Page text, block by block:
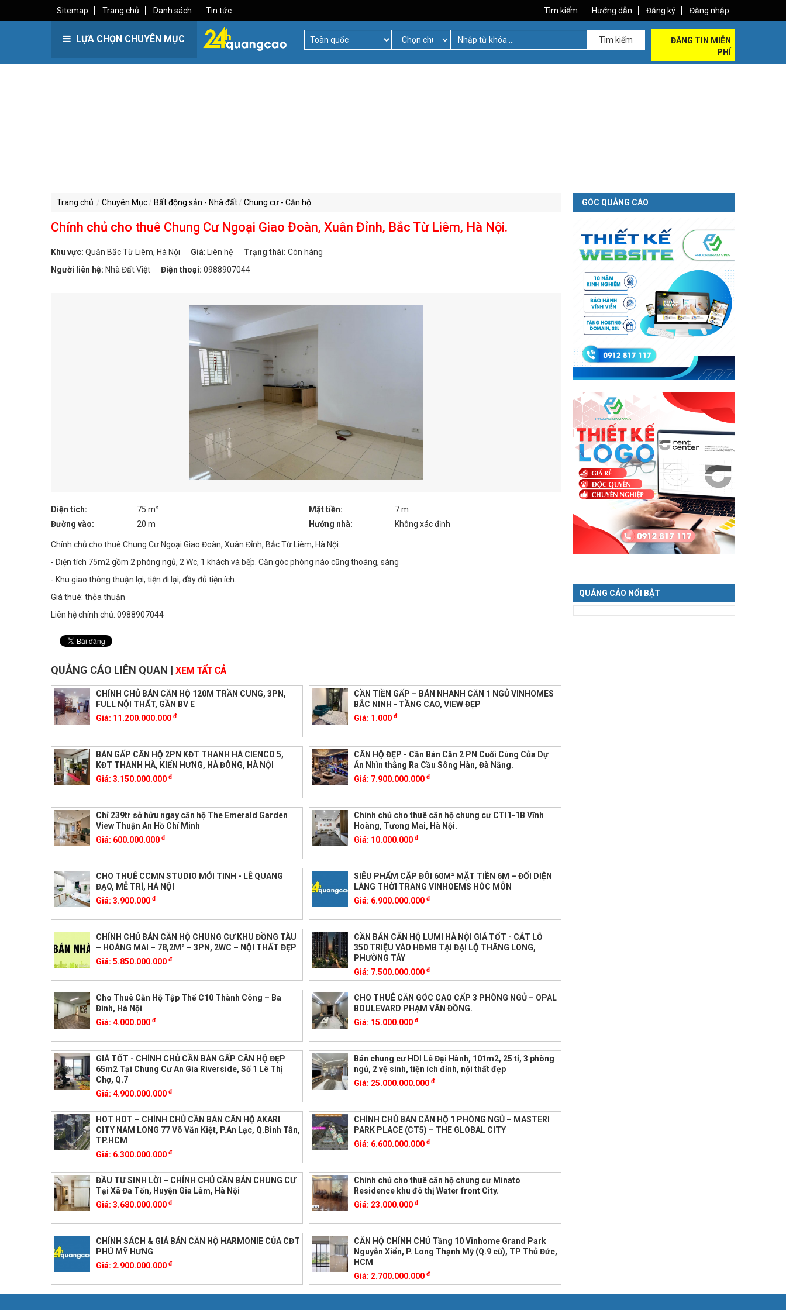
Sitemap Trang chủ Danh sách Tin tức Tìm kiếm Hướng dẫn Đăng ký Đăng nhập
LỰA CHỌN CHUYÊN MỤC Tìm kiếm
ĐĂNG TIN MIỄN
PHÍ
Trang chủ Chuyên Mục Bất động sản - Nhà đất Chung cư - Căn hộ
Chính chủ cho thuê Chung Cư Ngoại Giao Đoàn, Xuân Đỉnh, Bắc Từ Liêm, Hà Nội.
Khu vực: Quận Bắc Từ Liêm, Hà Nội Giá: Liên hệ Trạng thái: Còn hàng
Người liên hệ: Nhà Đất Việt Điện thoại: 0988907044
Diện tích: 75 m² Mặt tiền:
7 m
Đường vào:
20 m Hướng nhà: Không xác định
Chính chủ cho thuê Chung Cư Ngoại Giao Đoàn, Xuân Đỉnh, Bắc Từ Liêm, Hà Nội.
- Diện tích 75m2 gồm 2 phòng ngủ, 2 Wc, 1 khách và bếp. Căn góc phòng nào cũng thoáng, sáng
- Khu giao thông thuận lợi, tiện đi lại, đầy đủ tiện ích.
Giá thuê: thỏa thuận
Liên hệ chính chủ: 0988907044
QUẢNG CÁO LIÊN QUAN | XEM TẤT CẢ
CHÍNH CHỦ BÁN CĂN HỘ 120M TRẦN CUNG, 3PN,
FULL NỘI THẤT, GẦN BV E
Giá: 11.200.000.000 đ
CẦN TIỀN GẤP – BÁN NHANH CĂN 1 NGỦ VINHOMES
BẮC NINH - TẦNG CAO, VIEW ĐẸP
Giá: 1.000đ
BÁN GẤP CĂN HỘ 2PN KĐT THANH HÀ CIENCO 5,
KĐT THANH HÀ, KIẾN HƯNG, HÀ ĐÔNG, HÀ NỘI
Giá: 3.150.000.000 đ
CĂN HỘ ĐẸP - Cần Bán Căn 2 PN Cuối Cùng Của Dự
Án Nhìn thẳng Ra Cầu Sông Hàn, Đà Nẵng.
Giá: 7.900.000.000đ
Chỉ 239tr sở hửu ngay căn hộ The Emerald Garden
View Thuận An Hồ Chí Minh
Giá: 600.000.000 đ
Chính chủ cho thuê căn hộ chung cư CTI1-1B Vĩnh
Hoàng, Tương Mai, Hà Nội.
Giá: 10.000.000đ
CHO THUÊ CCMN STUDIO MỚI TINH - LÊ QUANG
ĐẠO, MỄ TRÌ, HÀ NỘI
Giá: 3.900.000 đ
SIÊU PHẨM CẶP ĐÔI 60M² MẶT TIỀN 6M – ĐỐI DIỆN
LÀNG THỜI TRANG VINHOEMS HÓC MÔN
Giá: 6.900.000.000đ
CHÍNH CHỦ BÁN CĂN HỘ CHUNG CƯ KHU ĐỒNG TÀU
– HOÀNG MAI – 78,2M² – 3PN, 2WC – NỘI THẤT ĐẸP
Giá: 5.850.000.000 đ
CẦN BÁN CĂN HỘ LUMI HÀ NỘI GIÁ TỐT - CẮT LỖ
350 TRIỆU VÀO HĐMB TẠI ĐẠI LỘ THĂNG LONG,
PHƯỜNG TÂY
Giá: 7.500.000.000đ
Cho Thuê Căn Hộ Tập Thể C10 Thành Công – Ba
Đình, Hà Nội
Giá: 4.000.000 đ
CHO THUÊ CĂN GÓC CAO CẤP 3 PHÒNG NGỦ – OPAL
BOULEVARD PHẠM VĂN ĐỒNG.
Giá: 15.000.000đ
GIÁ TỐT - CHÍNH CHỦ CẦN BÁN GẤP CĂN HỘ ĐẸP
65m2 Tại Chung Cư An Gia Riverside, Số 1 Lê Thị
Chợ, Q.7
Giá: 4.900.000.000 đ
Bán chung cư HDI Lê Đại Hành, 101m2, 25 tỉ, 3 phòng
ngủ, 2 vệ sinh, tiện ích đỉnh, nội thất đẹp
Giá: 25.000.000.000đ
HOT HOT – CHÍNH CHỦ CẦN BÁN CĂN HỘ AKARI
CITY NAM LONG 77 Võ Văn Kiệt, P.An Lạc, Q.Bình Tân,
TP.HCM
Giá: 6.300.000.000 đ
CHÍNH CHỦ BÁN CĂN HỘ 1 PHÒNG NGỦ – MASTERI
PARK PLACE (CT5) – THE GLOBAL CITY
Giá: 6.600.000.000đ
ĐẦU TƯ SINH LỜI – CHÍNH CHỦ CẦN BÁN CHUNG CƯ
Tại Xã Đa Tốn, Huyện Gia Lâm, Hà Nội
Giá: 3.680.000.000 đ
Chính chủ cho thuê căn hộ chung cư Minato
Residence khu đô thị Water front City.
Giá: 23.000.000đ
CHÍNH SÁCH & GIÁ BÁN CĂN HỘ HARMONIE CỦA CĐT
PHÚ MỸ HƯNG
Giá: 2.900.000.000 đ
CĂN HỘ CHÍNH CHỦ Tầng 10 Vinhome Grand Park
Nguyễn Xiển, P. Long Thạnh Mỹ (Q.9 cũ), TP Thủ Đức,
HCM
Giá: 2.700.000.000đ
GÓC QUẢNG CÁO
QUẢNG CÁO NỔI BẬT